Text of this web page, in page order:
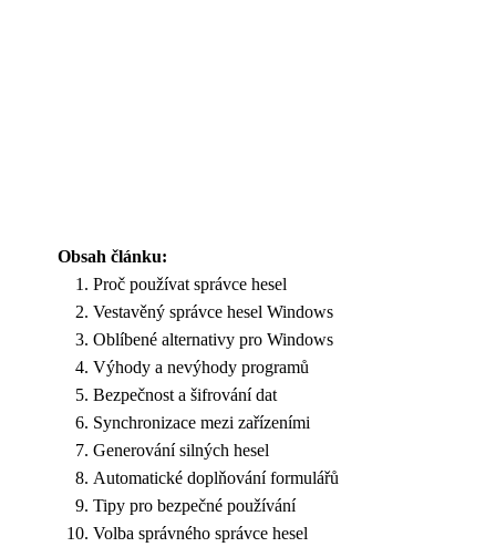
Obsah článku:
Proč používat správce hesel
Vestavěný správce hesel Windows
Oblíbené alternativy pro Windows
Výhody a nevýhody programů
Bezpečnost a šifrování dat
Synchronizace mezi zařízeními
Generování silných hesel
Automatické doplňování formulářů
Tipy pro bezpečné používání
Volba správného správce hesel